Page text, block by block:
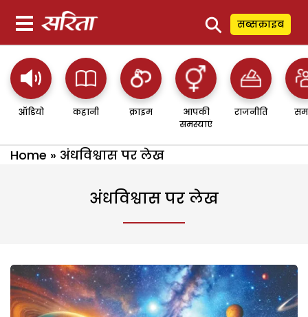
⚲ सब्सक्राइब
ऑडियो कहानी क्राइम
आपकी
समस्याएं
राजनीति
Home » अंधविश्वास पर लेख
अंधविश्वास पर लेख